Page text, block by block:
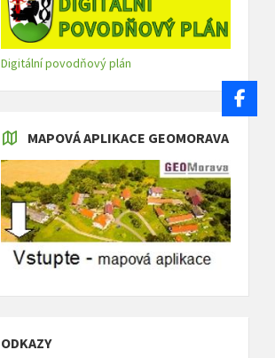
Digitální povodňový plán
MAPOVÁ APLIKACE GEOMORAVA
ODKAZY